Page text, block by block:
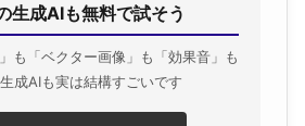
生成AIも無料で試そう
も「ベクター画像」も「効果音」も
成AIも実は結構すごいです